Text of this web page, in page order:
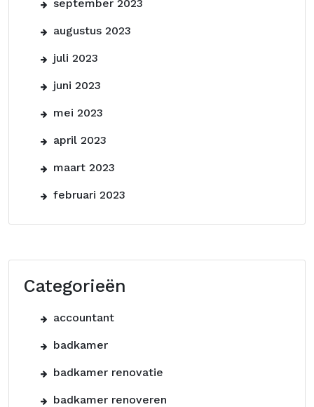
september 2023
augustus 2023
juli 2023
juni 2023
mei 2023
april 2023
maart 2023
februari 2023
Categorieën
accountant
badkamer
badkamer renovatie
badkamer renoveren